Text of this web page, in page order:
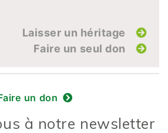
Laisser un héritage
Faire un seul don
un don
à notre newsletter